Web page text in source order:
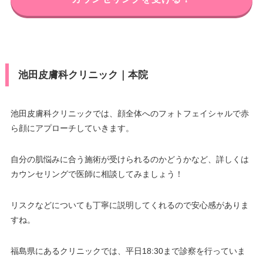
池田皮膚科クリニック｜本院
池田皮膚科クリニックでは、顔全体へのフォトフェイシャルで赤
ら顔にアプローチしていきます。
自分の肌悩みに合う施術が受けられるのかどうかなど、詳しくは
カウンセリングで医師に相談してみましょう！
リスクなどについても丁寧に説明してくれるので安心感がありま
すね。
福島県にあるクリニックでは、平日18:30まで診察を行っていま